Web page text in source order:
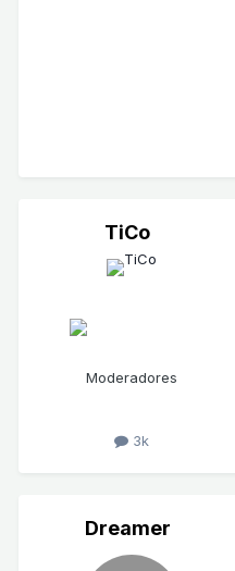
TiCo
Moderadores
3k
Dreamer